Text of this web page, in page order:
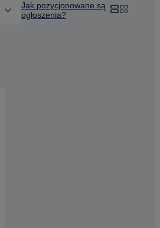
Jak pozycjonowane są
ogłoszenia?